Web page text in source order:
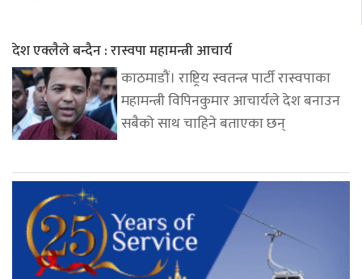
देश एक्लैले बन्दैन : रास्वपा महामन्त्री आचार्य
काठमाडौं। राष्ट्रिय स्वतन्त्र पार्टी रास्वपाका
महामन्त्री विपिनकुमार आचार्यले देश बनाउन
सबैको साथ चाहिने बताएका छन्